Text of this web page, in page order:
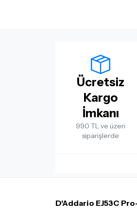
Ücretsiz
Kargo
İmkanı
990 TL ve üzeri
siparişlerde
D'Addario EJ53C